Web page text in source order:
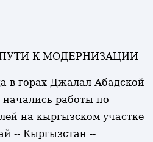
К МОДЕРНИЗАЦИИ
в горах Джалал-Абадской
работы по
на кыргызском участке
-- Кыргызстан --